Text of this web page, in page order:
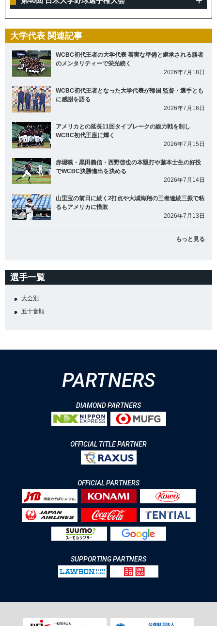
大学代表 関連記事
WCBC初代王者の大学代表 着実な準備と継承される勝者
のメンタリティーで栄光続く
2026年7月18日
WCBC初代王者となった大学代表が帰国 監督・選手とも
に感謝を語る
2026年7月16日
アメリカとの延長11回タイブレークの総力戦を制し
WCBC初代王座に輝く
2026年7月15日
赤堀颯・黒田義信・西野啓也の本塁打や藤本士生の好投
でWCBC決勝進出を決める
2026年7月14日
山里宝の前日に続く2打点や大城海翔の三者連続三振で粘
るもアメリカに惜敗
2026年7月13日
もっと見る
選手一覧
大会別
五十音順
PARTNERS
DIAMOND PARTNERS
OFFICIAL TITLE PARTNER
OFFICIAL PARTNERS
SUPPORTING PARTNERS